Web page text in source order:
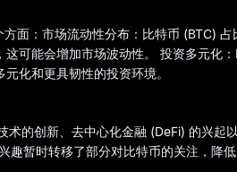
面：市场流动性分布：比特币 (BTC)
可能会增加市场波动性。 投资多元化
化和更具韧性的投资环境。
的创新、去中心化金融 (DeFi) 的兴起
趣暂时转移了部分对比特币的关注，降